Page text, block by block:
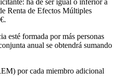
ha de ser igual o inferior a
Renta de Efectos Múltiples
€.
esté formada por más personas
anual se obtendrá sumando
por cada miembro adicional